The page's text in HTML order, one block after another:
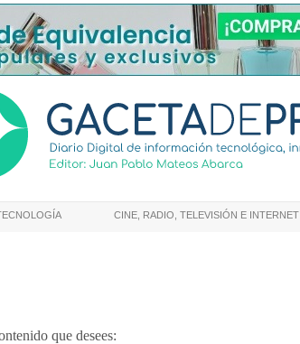
CINE, RADIO, TELEVISIÓN E INTERNET
que desees: